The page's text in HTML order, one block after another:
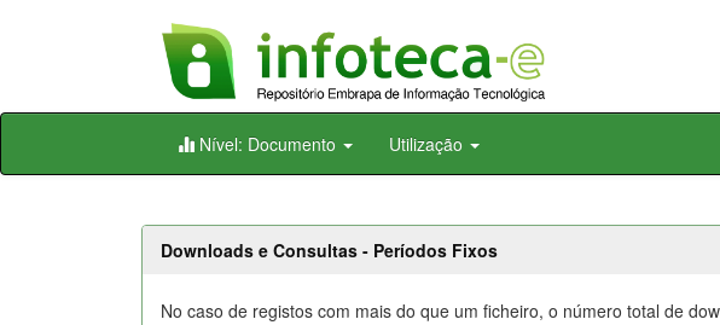
Skip
Nível: Documento Utilização
Downloads e Consultas - Períodos Fixos
No caso de registos com mais do que um ficheiro, o número total de